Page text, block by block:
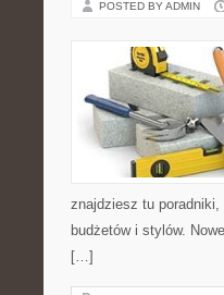
POSTED BY ADMIN
znajdziesz tu poradniki,
budżetów i stylów.
[…]